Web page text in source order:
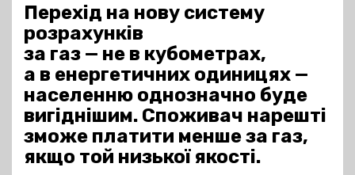
Перехід на нову систему
розрахунків
за газ — не в кубометрах,
а в енергетичних одиницях —
населенню однозначно буде
вигіднішим. Споживач нарешті
зможе платити менше за газ,
якщо той низької якості.